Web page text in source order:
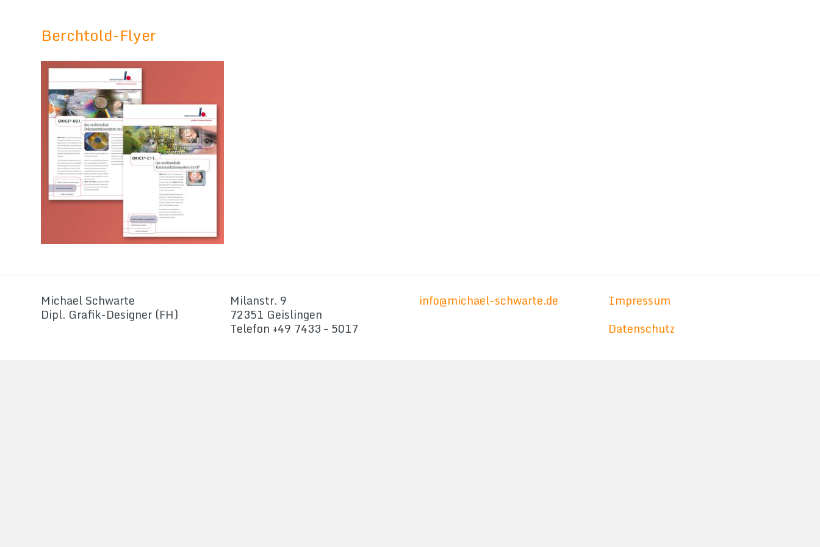
Berchtold-Flyer
Michael Schwarte
Dipl. Grafik-Designer (FH)
Milanstr. 9
72351 Geislingen
Telefon +49 7433 – 5017
info@michael-schwarte.de
Impressum
Datenschutz